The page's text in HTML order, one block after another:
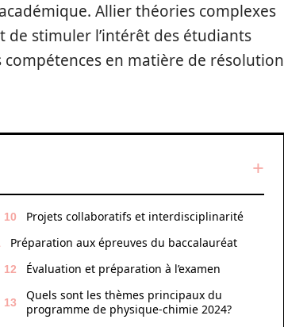
Allier théories complexes
stimuler l’intérêt des étudiants
compétences en matière de résolution
Projets collaboratifs et interdisciplinarité
Préparation aux épreuves du baccalauréat
Évaluation et préparation à l’examen
Quels sont les thèmes principaux du
programme de physique-chimie 2024?